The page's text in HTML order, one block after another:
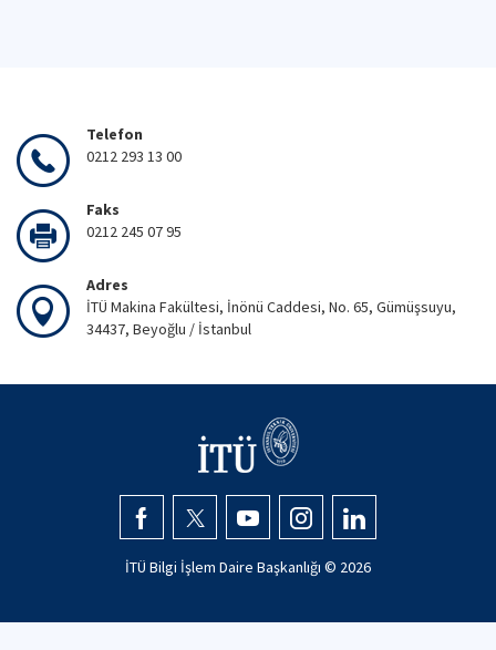
Telefon
0212 293 13 00
Faks
0212 245 07 95
Adres
İTÜ Makina Fakültesi, İnönü Caddesi, No. 65, Gümüşsuyu,
34437, Beyoğlu / İstanbul
İTÜ Bilgi İşlem Daire Başkanlığı © 2026